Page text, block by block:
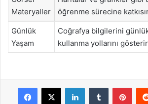
Materyaller
öğrenme sürecine
Günlük
Yaşam
Coğrafya bilgilerini
kullanma yollarını
Facebook
X LinkedInTumblr